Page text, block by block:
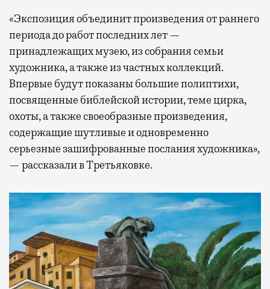
«Экспозиция объединит произведения от раннего
периода до работ последних лет —
принадлежащих музею, из собрания семьи
художника, а также из частных коллекций.
Впервые будут показаны большие полиптихи,
посвященные библейской истории, теме цирка,
охоты, а также своеобразные произведения,
содержащие шутливые и одновременно
серьезные зашифрованные послания художника»,
— рассказали в Третьяковке.